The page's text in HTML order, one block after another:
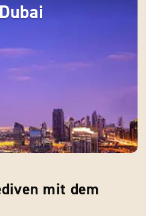
mit dem